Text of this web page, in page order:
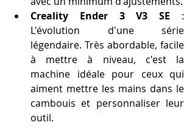
Creality Ender 3 V3 SE :
L'évolution d'une série
légendaire. Très abordable, facile
à mettre à niveau, c'est la
machine idéale pour ceux qui
aiment mettre les mains dans le
cambouis et personnaliser leur
outil.